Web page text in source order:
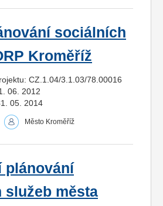
sociálních
Kroměříž
CZ.1.04/3.1.03/78.00016
06. 2012
05. 2014
Město Kroměříž
plánování
služeb města